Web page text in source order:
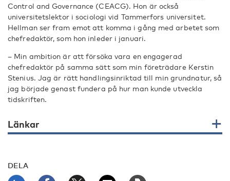
Control and Governance (CEACG). Hon är också
universitetslektor i sociologi vid Tammerfors universitet.
Hellman ser fram emot att komma i gång med arbetet som
chefredaktör, som hon inleder i januari.
– Min ambition är att försöka vara en engagerad
chefredaktör på samma sätt som min företrädare Kerstin
Stenius. Jag är rätt handlingsinriktad till min grundnatur, så
jag började genast fundera på hur man kunde utveckla
tidskriften.
Länkar
DELA